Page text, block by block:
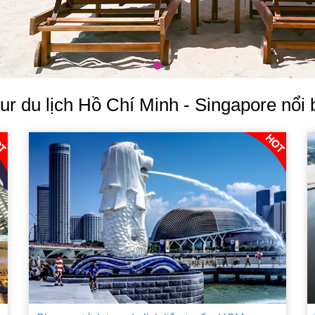
du lịch Hồ Chí Minh - Singapore nổi